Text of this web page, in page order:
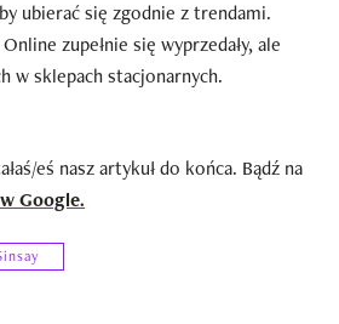
ubierać się zgodnie z trendami.
zupełnie się wyprzedały, ale
w sklepach stacjonarnych.
eś nasz artykuł do końca. Bądź na
Google.